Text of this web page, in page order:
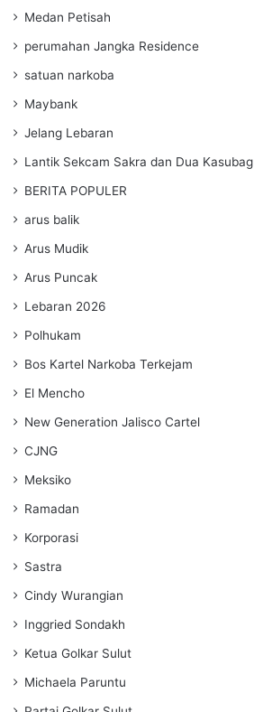
Medan Petisah
perumahan Jangka Residence
satuan narkoba
Maybank
Jelang Lebaran
Lantik Sekcam Sakra dan Dua Kasubag
BERITA POPULER
arus balik
Arus Mudik
Arus Puncak
Lebaran 2026
Polhukam
Bos Kartel Narkoba Terkejam
El Mencho
New Generation Jalisco Cartel
CJNG
Meksiko
Ramadan
Korporasi
Sastra
Cindy Wurangian
Inggried Sondakh
Ketua Golkar Sulut
Michaela Paruntu